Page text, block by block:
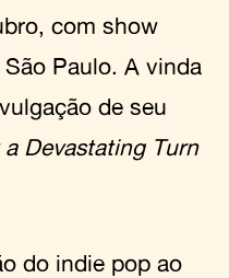
com show
Paulo. A vinda
de seu
a Devastating Turn
do indie pop ao